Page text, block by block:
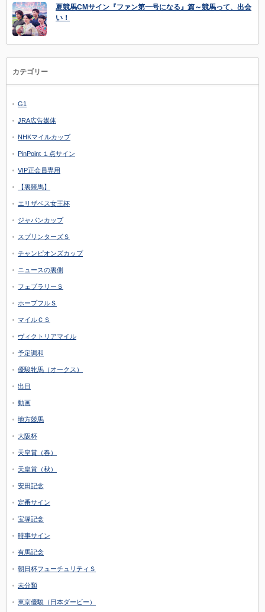
夏競馬CMサイン『ファン第一号になる』篇～競馬って、出会
い！
カテゴリー
G1
JRA広告媒体
NHKマイルカップ
PinPoint １点サイン
VIP正会員専用
【裏競馬】
エリザベス女王杯
ジャパンカップ
スプリンターズＳ
チャンピオンズカップ
ニュースの裏側
フェブラリーＳ
ホープフルＳ
マイルＣＳ
ヴィクトリアマイル
予定調和
優駿牝馬（オークス）
出目
動画
地方競馬
大阪杯
天皇賞（春）
天皇賞（秋）
安田記念
定番サイン
宝塚記念
時事サイン
有馬記念
朝日杯フューチュリティＳ
未分類
東京優駿（日本ダービー）